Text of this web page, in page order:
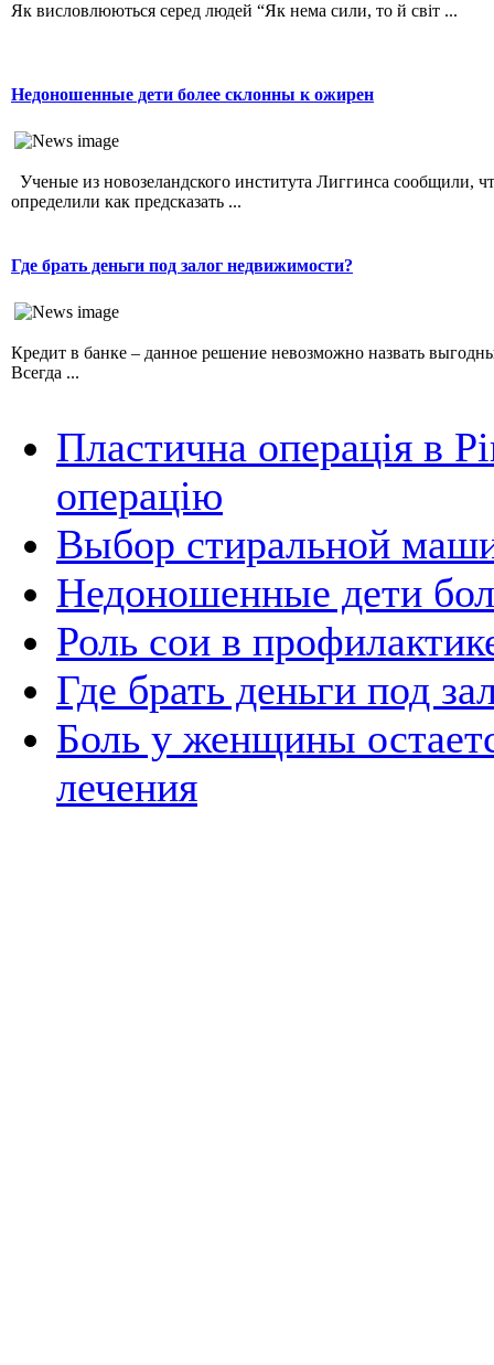
Як висловлюються серед людей “Як нема сили, то й світ ...
Недоношенные дети более склонны к ожирен
Ученые из новозеландского института Лиггинса сообщили,
определили как предсказать ...
Где брать деньги под залог недвижимости?
Кредит в банке – данное решение невозможно назвать
Всегда ...
Пластична операція в
операцію
Выбор стиральной
Недоношенные дети
Роль сои в
Где брать деньги под
Боль у женщины
лечения